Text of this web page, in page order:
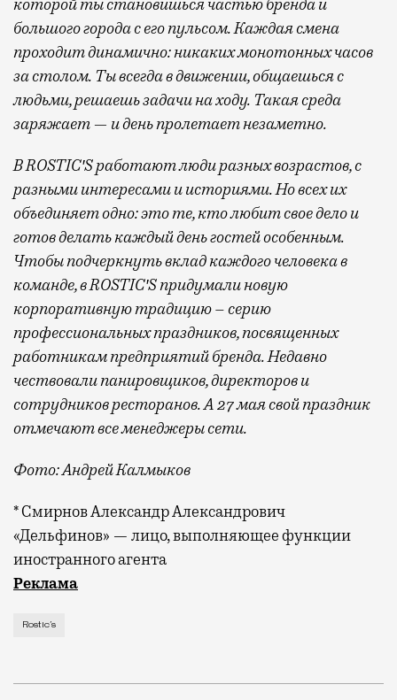
которой ты становишься частью бренда и
большого города с его пульсом. Каждая смена
проходит динамично: никаких монотонных часов
за столом. Ты всегда в движении, общаешься с
людьми, решаешь задачи на ходу. Такая среда
заряжает — и день пролетает незаметно.
В ROSTIC′S работают люди разных возрастов, с
разными интересами и историями. Но всех их
объединяет одно: это те, кто любит свое дело и
готов делать каждый день гостей особенным.
Чтобы подчеркнуть вклад каждого человека в
команде, в ROSTIC′S придумали новую
корпоративную традицию – серию
профессиональных праздников, посвященных
работникам предприятий бренда. Недавно
чествовали панировщиков, директоров и
сотрудников ресторанов. А 27 мая свой праздник
отмечают все менеджеры сети.
Фото: Андрей Калмыков
* Смирнов Александр Александрович
«Дельфинов» — лицо, выполняющее функции
иностранного агента
«Москвич Mag» изучает город и его обитателей.
Реклама
Rostic’s